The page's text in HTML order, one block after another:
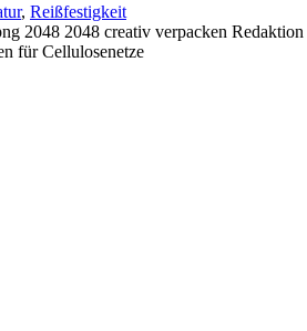
, Reißfestigkeit
2048 2048 creativ verpacken Redaktion
für Cellulosenetze